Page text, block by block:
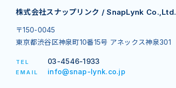
株式会社スナップリンク / SnapLynk Co.,Ltd.
〒150-0045
東京都渋谷区神泉町10番15号 アネックス神泉301
TEL 03-4546-1933
EMAIL info@snap-lynk.co.jp